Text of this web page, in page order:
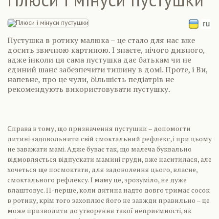
Пустушка в ротику малюка – це стало для нас вже
досить звичною картиною. І знаєте, нічого дивного,
адже інколи ця сама пустушка дає батькам чи не
єдиний шанс забезпечити тишину в домі. Проте, і Ви,
напевне, про це чули, більшість педіатрів не
рекомендують використовувати пустушку.
Справа в тому, що призначення пустушки – допомогти
дитині задовольнити свій смоктальний рефлекс, і при цьому
не заважати мамі. Адже буває так, що малеча буквально
відмовляється відпускати мамині груди, вже наситилася, але
хочеться ще посмоктати, для задоволення цього, власне,
смоктального рефлексу. І маму це, зрозуміло, не дуже
влаштовує. П-перше, коли дитина надто довго тримає сосок
в ротику, крім того захоплює його не завжди правильно – це
може призводити до утворення такої неприємності, як